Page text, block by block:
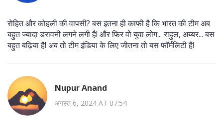
रोहित और कोहली की वापसी? बस इतना ही काफी है कि भारत की टीम अब
बहुत ज्यादा डरावनी लगने लगी है! और फिर वो युवा लोग... राहुल, अय्यर... बस
बहुत बढ़िया है! अब तो टीम इंडिया के लिए जीतना तो बस फॉर्मलिटी है!
Nupur Anand
अगस्त 6, 2024 AT 07:54